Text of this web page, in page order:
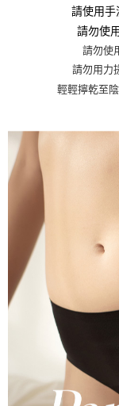
請使用手
請勿使
請勿使
請勿用力
輕輕擰乾至